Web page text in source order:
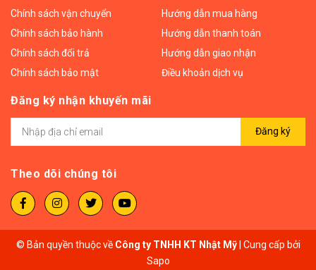
Chính sách vận chuyển
Chính sách bảo hành
Chính sách đổi trả
Chính sách bảo mật
Hướng dẫn mua hàng
Hướng dẫn thanh toán
Hướng dẫn giao nhận
Điều khoản dịch vụ
Đăng ký nhận khuyến mãi
Đăng ký
Theo dõi chúng tôi
© Bản quyền thuộc về Công ty TNHH KT Nhật Mỹ Cung cấp bởi
Sapo